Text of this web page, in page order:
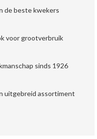
de beste kwekers
voor grootverbruik
sinds 1926
uitgebreid assortiment